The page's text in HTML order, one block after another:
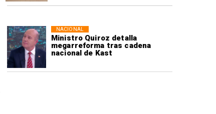
Ministro Quiroz detalla
megarreforma tras cadena
nacional de Kast
NACIONAL